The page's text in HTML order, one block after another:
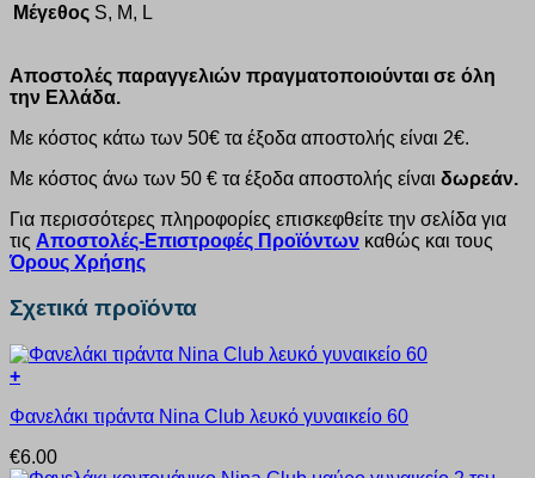
Μέγεθος S, M, L
Αποστολές παραγγελιών πραγματοποιούνται σε όλη
την Ελλάδα.
Με κόστος κάτω των 50€ τα έξοδα αποστολής είναι 2€.
Με κόστος άνω των 50 € τα έξοδα αποστολής είναι δωρεάν.
Για περισσότερες πληροφορίες επισκεφθείτε την σελίδα για
τις Αποστολές-Επιστροφές Προϊόντων καθώς και τους
Όρους Χρήσης
Σχετικά προϊόντα
+
το
έχει
Φανελάκι τιράντα Nina Club λευκό γυναικείο 60
€6.00